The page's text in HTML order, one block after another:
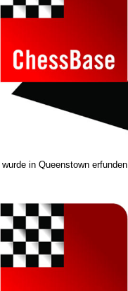
in Queenstown erfunden